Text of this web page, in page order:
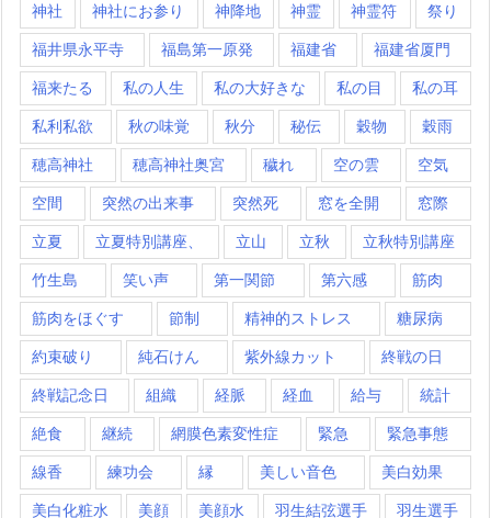
神社 神社にお参り 神降地 神霊 神霊符 祭り
福井県永平寺 福島第一原発 福建省 福建省厦門
福来たる 私の人生 私の大好きな 私の目 私の耳
私利私欲 秋の味覚 秋分 秘伝 穀物 穀雨
穂高神社 穂高神社奥宮 穢れ 空の雲 空気
空間 突然の出来事 突然死 窓を全開 窓際
立夏 立夏特別講座、 立山 立秋 立秋特別講座
竹生島 笑い声 第一関節 第六感 筋肉
筋肉をほぐす 節制 精神的ストレス 糖尿病
約束破り 純石けん 紫外線カット 終戦の日
終戦記念日 組織 経脈 経血 給与 統計
絶食 継続 網膜色素変性症 緊急 緊急事態
線香 練功会 縁 美しい音色 美白効果
美白化粧水 美顔 美顔水 羽生結弦選手 羽生選手